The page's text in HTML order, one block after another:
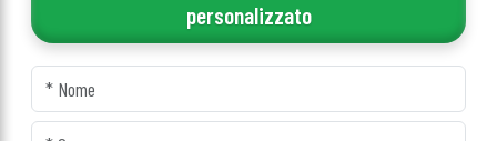
personalizzato